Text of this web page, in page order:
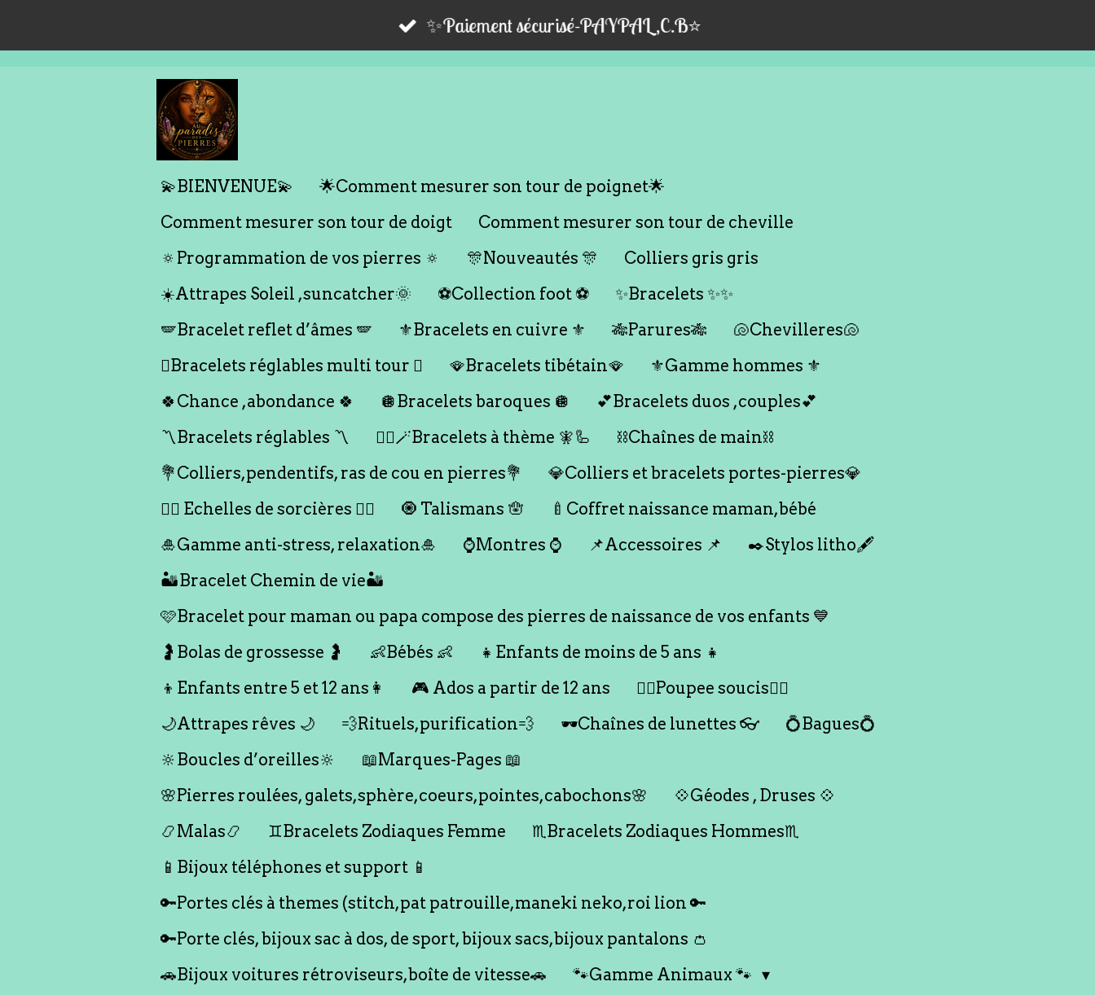
au
✨Paiement sécurisé-PAYPAL,C.B⭐️
💫BIENVENUE💫
🌟Comment mesurer son tour de poignet🌟
Comment mesurer son tour de doigt
Comment mesurer son tour de cheville
🔅Programmation de vos pierres 🔅
🎊Nouveautés 🎊
Colliers gris gris
☀️Attrapes Soleil ,suncatcher🌞
⚽️Collection foot ⚽️
✨Bracelets ✨✨
🪽Bracelet reflet d’âmes 🪽
⚜️Bracelets en cuivre ⚜️ 🎋Parures🎋
🐚Chevilleres🐚
🪎Bracelets réglables multi tour 🪎
🪭Bracelets tibétain🪭
⚜️Gamme hommes ⚜️
🍀Chance ,abondance 🍀
🪩Bracelets baroques 🪩
💕Bracelets duos ,couples💕
〽️Bracelets réglables 〽️
🧞‍♂️🪄Bracelets à thème 🧚🦾
⛓️Chaînes de main⛓️
💐Colliers,pendentifs, ras de cou en pierres💐
💎Colliers et bracelets portes-pierres💎
🧙‍♀️ Echelles de sorcières 🧙‍♀️
🧿 Talismans 🪬
🍼Coffret naissance maman,bébé
🎍Gamme anti-stress, relaxation🎍
⌚️Montres ⌚️ 📌Accessoires 📌
✒️Stylos litho🖋️
🏜️Bracelet Chemin de vie🏜️
🩷Bracelet pour maman ou papa compose des pierres de naissance de vos enfants 💙
🤰Bolas de grossesse 🤰
👶Bébés 👶
👧Enfants de moins de 5 ans 👧
👦Enfants entre 5 et 12 ans👩
🎮 Ados a partir de 12 ans
🙇‍♂️Poupee soucis🙇‍♀️
🌙Attrapes rêves 🌙
💨Rituels,purification💨 🕶️Chaînes de lunettes 👓
💍Bagues💍
🔆Boucles d’oreilles🔆
📖Marques-Pages 📖
🌸Pierres roulées, galets,sphère,coeurs,pointes,cabochons🌸
💠Géodes , Druses 💠
📿Malas📿
♊️Bracelets Zodiaques Femme
♏️Bracelets Zodiaques Hommes♏️
📱Bijoux téléphones et support 📱
🔑Portes clés à themes (stitch,pat patrouille,maneki neko,roi lion 🔑
🔑Porte clés, bijoux sac à dos, de sport, bijoux sacs,bijoux pantalons 👛
🚗Bijoux voitures rétroviseurs,boîte de vitesse🚗
🐾Gamme Animaux 🐾